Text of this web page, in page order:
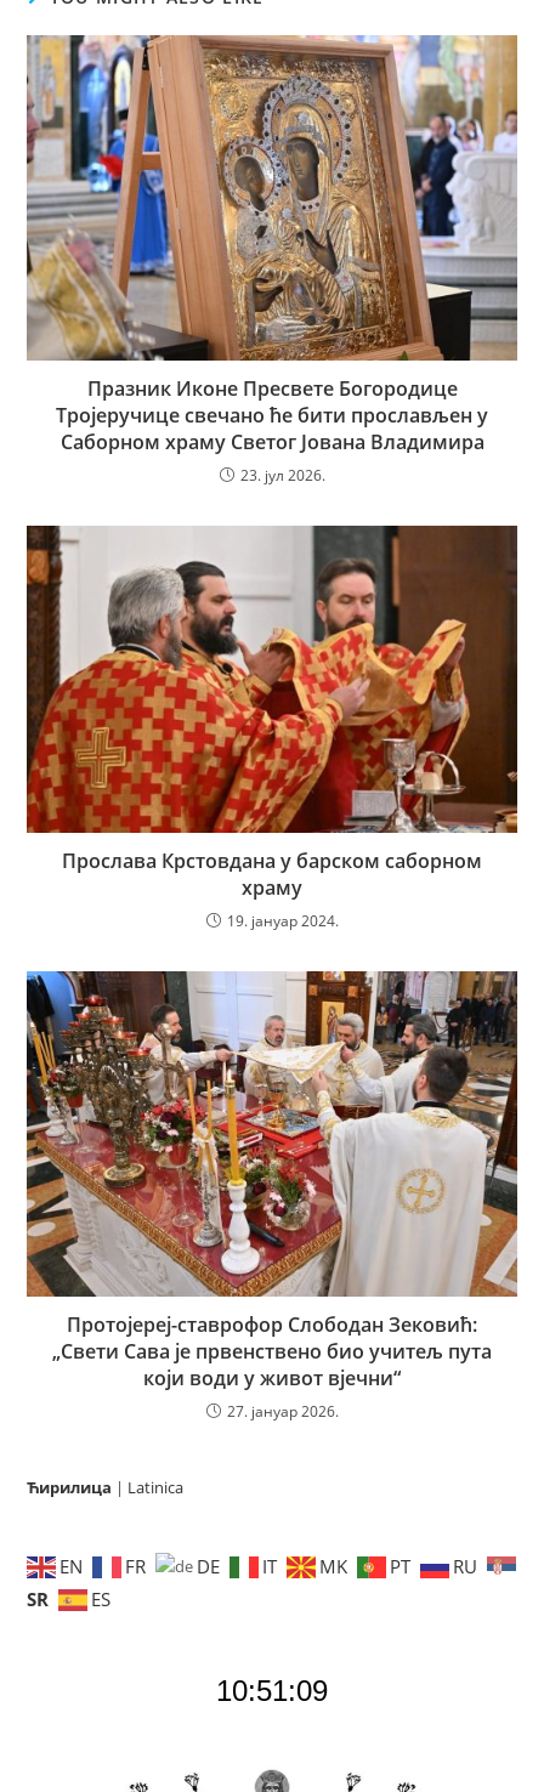
Празник Иконе Пресвете Богородице
Тројеручице свечано ће бити прослављен у
Саборном храму Светог Јована Владимира
23. јул 2026.
Прослава Крстовдана у барском саборном
храму
19. јануар 2024.
Протојереј-ставрофор Слободан Зековић:
„Свети Сава је првенствено био учитељ пута
који води у живот вјечни“
27. јануар 2026.
Ћирилица | Latinica
EN FR DE IT MK PT
RU
SR
ES
10:51:10